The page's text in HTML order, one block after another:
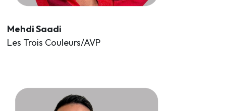
Mehdi Saadi
Les Trois Couleurs/AVP